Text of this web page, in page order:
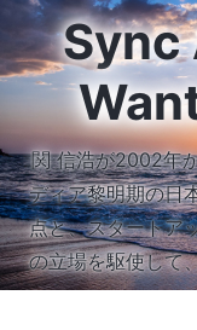
Sync
関 信浩が2002年
ディア黎明期の日
点と、スタートア
の立場を駆使して